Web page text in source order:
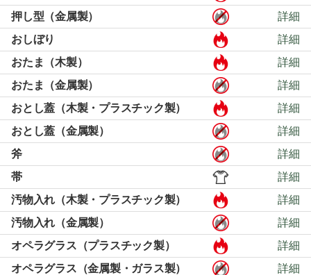
押し型（金属製）
詳細
おしぼり
詳細
おたま（木製）
詳細
おたま（金属製）
詳細
おとし蓋（木製・プラスチック製）
詳細
おとし蓋（金属製）
詳細
斧
詳細
帯
詳細
汚物入れ（木製・プラスチック製）
詳細
汚物入れ（金属製）
詳細
オペラグラス（プラスチック製）
詳細
オペラグラス（金属製・ガラス製）
詳細